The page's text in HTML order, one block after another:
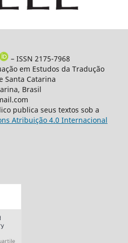
– ISSN 2175-7968
em Estudos da Tradução
Santa Catarina
Brasil
publica seus textos sob a
Atribuição 4.0 Internacional